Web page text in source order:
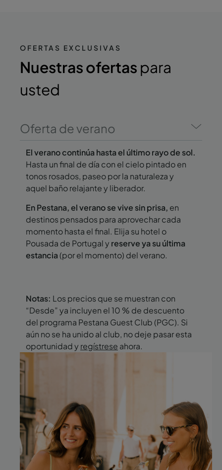
OFERTAS EXCLUSIVAS
Nuestras ofertas para
usted
Oferta de verano
El verano continúa hasta el último rayo de sol.
Hasta un final de día con el cielo pintado en
tonos rosados, paseo por la naturaleza y
aquel baño relajante y liberador.
En Pestana, el verano se vive sin prisa, en
destinos pensados para aprovechar cada
momento hasta el final. Elija su hotel o
Pousada de Portugal y reserve ya su última
estancia (por el momento) del verano.
Notas: Los precios que se muestran con
“Desde” ya incluyen el 10 % de descuento
del programa Pestana Guest Club (PGC). Si
aún no se ha unido al club, no deje pasar esta
oportunidad y regístrese ahora.